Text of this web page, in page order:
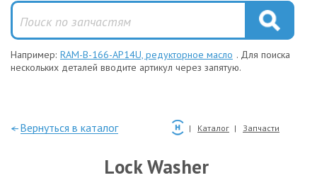
Например: RAM-B-166-AP14U, редукторное масло . Для поиска
нескольких деталей вводите артикул через запятую.
—Вернуться в каталог Каталог Запчасти
Lock Washer